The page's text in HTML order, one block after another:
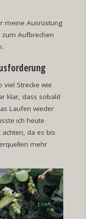
meine Ausrüstung
Aufbrechen
viel Strecke wie
klar, dass sobald
Laufen wieder
ich heute
da es bis
mehr